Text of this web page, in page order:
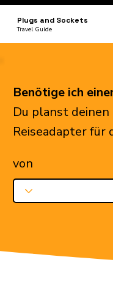
Plugs and Sockets
Travel Guide
Benötige ich
Du planst
Reiseadapter für
von